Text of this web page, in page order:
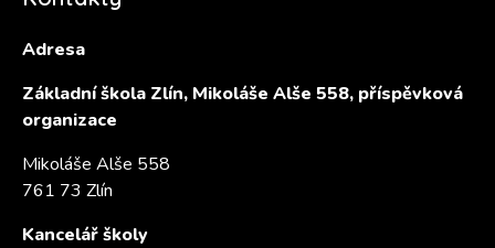
Adresa
Základní škola Zlín, Mikoláše Alše 558, příspěvková
organizace
Mikoláše Alše 558
761 73 Zlín
Kancelář školy